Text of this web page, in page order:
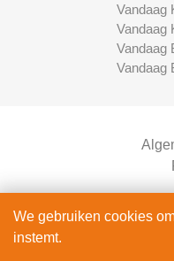
Vandaag
Vandaag
Vandaag
Vandaag
We gebruiken cookies
instemt.